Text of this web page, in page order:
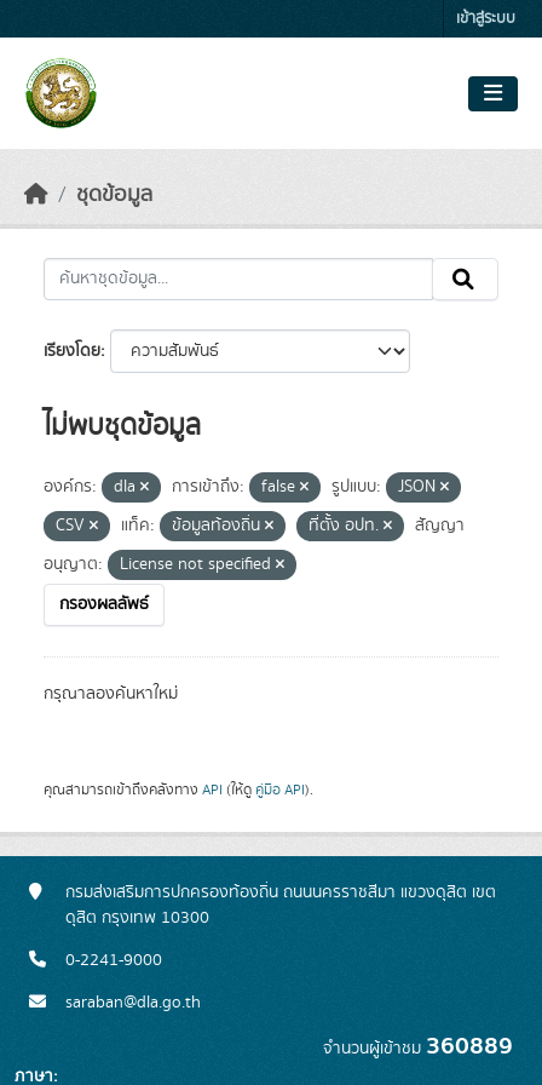
เข้าสู่ระบบ
ชุดข้อมูล
เรียงโดย
ไม่พบชุดข้อมูล
องค์กร: dla การเข้าถึง: false รูปแบบ:
JSON
CSV
แท็ค: ข้อมูลท้องถิ่น ที่ตั้ง อปท.
สัญญา
อนุญาต:
License not specified
กรองผลลัพธ์
กรุณาลองค้นหาใหม่
คุณสามารถเข้าถึงคลังทาง API (ให้ดู คู่มือ API).
กรมส่งเสริมการปกครองท้องถิ่น ถนนนครราชสีมา แขวงดุสิต เขต
ดุสิต กรุงเทพ 10300
0-2241-9000
saraban@dla.go.th
จำนวนผู้เข้าชม 360889
ภาษา